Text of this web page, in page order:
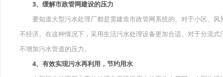
3、缓解市政管网建设的压力
要知道大型污水处理厂都是需建造市政管网系统的。对于小区、风
不经济。在这种情况下，采用生活污水处理设备更加合适。对于分流
不增加污水管道的压力。
4、有效实现污水再利用，节约用水